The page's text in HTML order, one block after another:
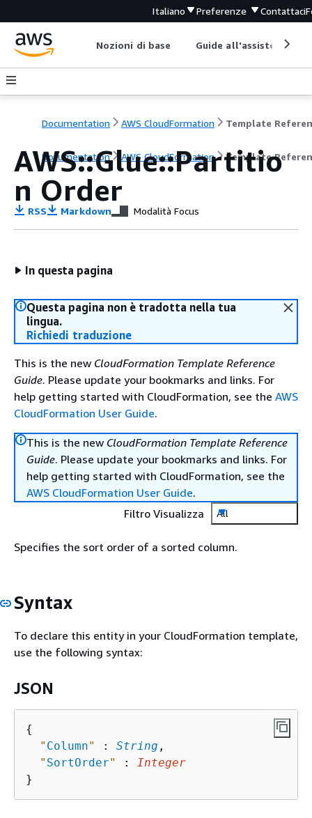
Italiano Preferenze Contattaci
Nozioni di base Guide all'assistenza
Documentation AWS CloudFormation Template
Documentation AWS CloudFormation Template
AWS::Glue::Partitio
n Order
RSS Markdown Modalità Focus
In questa pagina
Questa pagina non è tradotta nella tua
lingua.
Richiedi traduzione
This is the new CloudFormation Template Reference
Guide. Please update your bookmarks and links. For
help getting started with CloudFormation, see the AWS
CloudFormation User Guide.
This is the new CloudFormation Template Reference
Guide. Please update your bookmarks and links. For
help getting started with CloudFormation, see the
AWS CloudFormation User Guide.
Filtro Visualizza
All
Specifies the sort order of a sorted column.
Syntax
To declare this entity in your CloudFormation template,
use the following syntax:
JSON
{
" Column" : String ,
" SortOrder" :
Integer